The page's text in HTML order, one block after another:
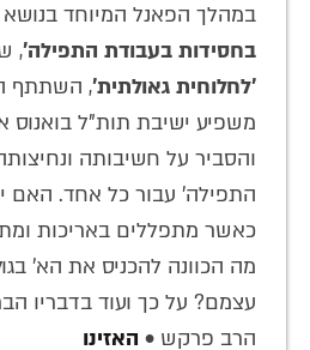
במהלך הפאנל המיוחד בנושא
בחסידות בעבודת התפילה',
'לחלוחית גאולתית', השתתף
משפיע ישיבת תות"ל בואנוס
והסביר על חשיבותה
התפילה' עבור כל אחד. האם
כאשר מתפללים באריכות
מה הכוונה להכניס את הא'
עצמם? על כך ועוד בדבריו
הרב פרקש • האזינו